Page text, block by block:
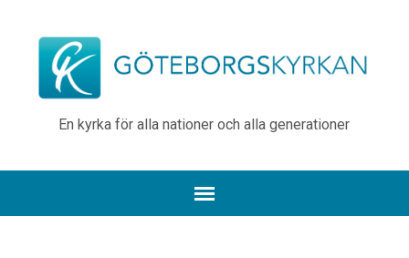
En kyrka för alla nationer och alla generationer